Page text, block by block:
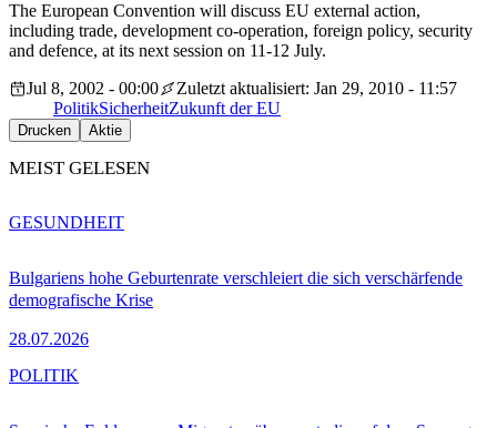
The European Convention will discuss EU external action,
including trade, development co-operation, foreign policy, security
and defence, at its next session on 11-12 July.
Jul 8, 2002 - 00:00
Zuletzt aktualisiert: Jan 29, 2010 - 11:57
PolitikSicherheitZukunft der EU
Drucken Aktie
MEIST GELESEN
Bulgariens hohe Geburtenrate verschleiert die sich verschärfende
demografische Krise
28.07.2026
GESUNDHEIT
POLITIK